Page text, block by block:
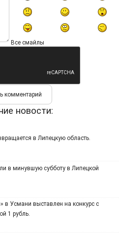
Все смайлы
новости:
в Липецкую область.
в минувшую субботу в Липецкой
в Усмани выставлен на конкурс с
1 рубль.